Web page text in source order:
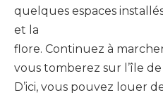
quelques espaces
et la
flore. Continuez à
vous tomberez sur l’île
D’ici, vous pouvez louer